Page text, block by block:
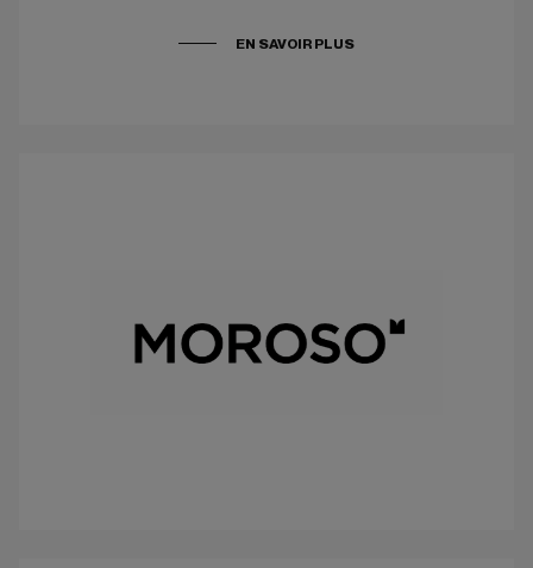
EN SAVOIR PLUS